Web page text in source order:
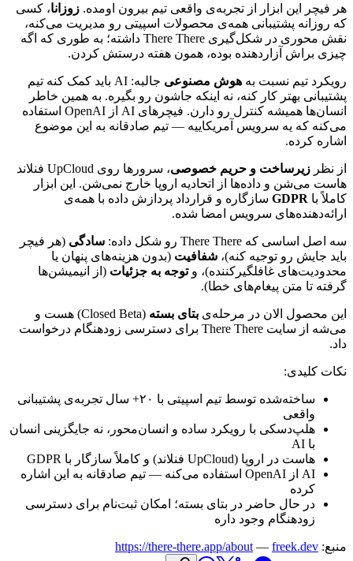
هر فیچر این ابزار از تجربه‌ی واقعی تیم بیرون اومده. زوزانا، کسی
که روزانه پشتیبانی همه‌ی محصولات اسپیتی رو مدیریت می‌کنه،
نقش محوری در شکل‌گیری There There داشته؛ به طوری که اگه
چیزی براش آزاردهنده بوده، همون هفته درستش کردن.
رویکرد تیم نسبت به هوش مصنوعی جالبه: AI باید کمک کنه تیم
پشتیبانی بهتر کار کنه، نه اینکه جاشون رو بگیره. به همین خاطر
انسان‌ها همیشه کنترل رو دارن. فیچرهای AI از OpenAI استفاده
می‌کنه که یه سرویس آمریکاییه — تیم صادقانه به این موضوع
اشاره کرده.
از نظر زیرساخت و حریم خصوصی، سرورها روی UpCloud فنلاند
هاست می‌شن و داده‌ها از اتحادیه اروپا خارج نمی‌شن. این ابزار
کاملاً با GDPR سازگاره و قرارداد پردازش داده با همه‌ی
ارائه‌دهنده‌های سرویس امضا شده.
سه اصل اساسی که There There رو شکل داده: سادگی (هر فیچر
باید جایش رو توجیه کنه)، شفافیت (بدون هزینه‌های پنهان یا
محدودیت‌های غافلگیرکننده)، و توجه به جزئیات (از
انیمیشن‌ها
گرفته تا متن پیغام‌های خطا).
این محصول الان در مرحله‌ی بتای بسته (Closed Beta) هست و
می‌شه از سایت There There برای دسترسی زودهنگام درخواست
داد.
نکات کلیدی:
ساخته‌شده توسط تیم اسپیتی با ۲۰+ سال تجربه‌ی پشتیبانی
واقعی
هلپ‌دسکی با رویکرد ساده و انسان‌محور، نه جایگزینی انسان
با AI
هاست در اروپا (
UpCloud فنلاند) و کاملاً سازگار با GDPR
AI از OpenAI استفاده می‌کنه — تیم صادقانه به این اشاره
کرده
در حال حاضر در بتای بسته؛ امکان ثبت‌نام برای دسترسی
زودهنگام وجود داره
منبع: freek.dev
—
https://there-there.app/about